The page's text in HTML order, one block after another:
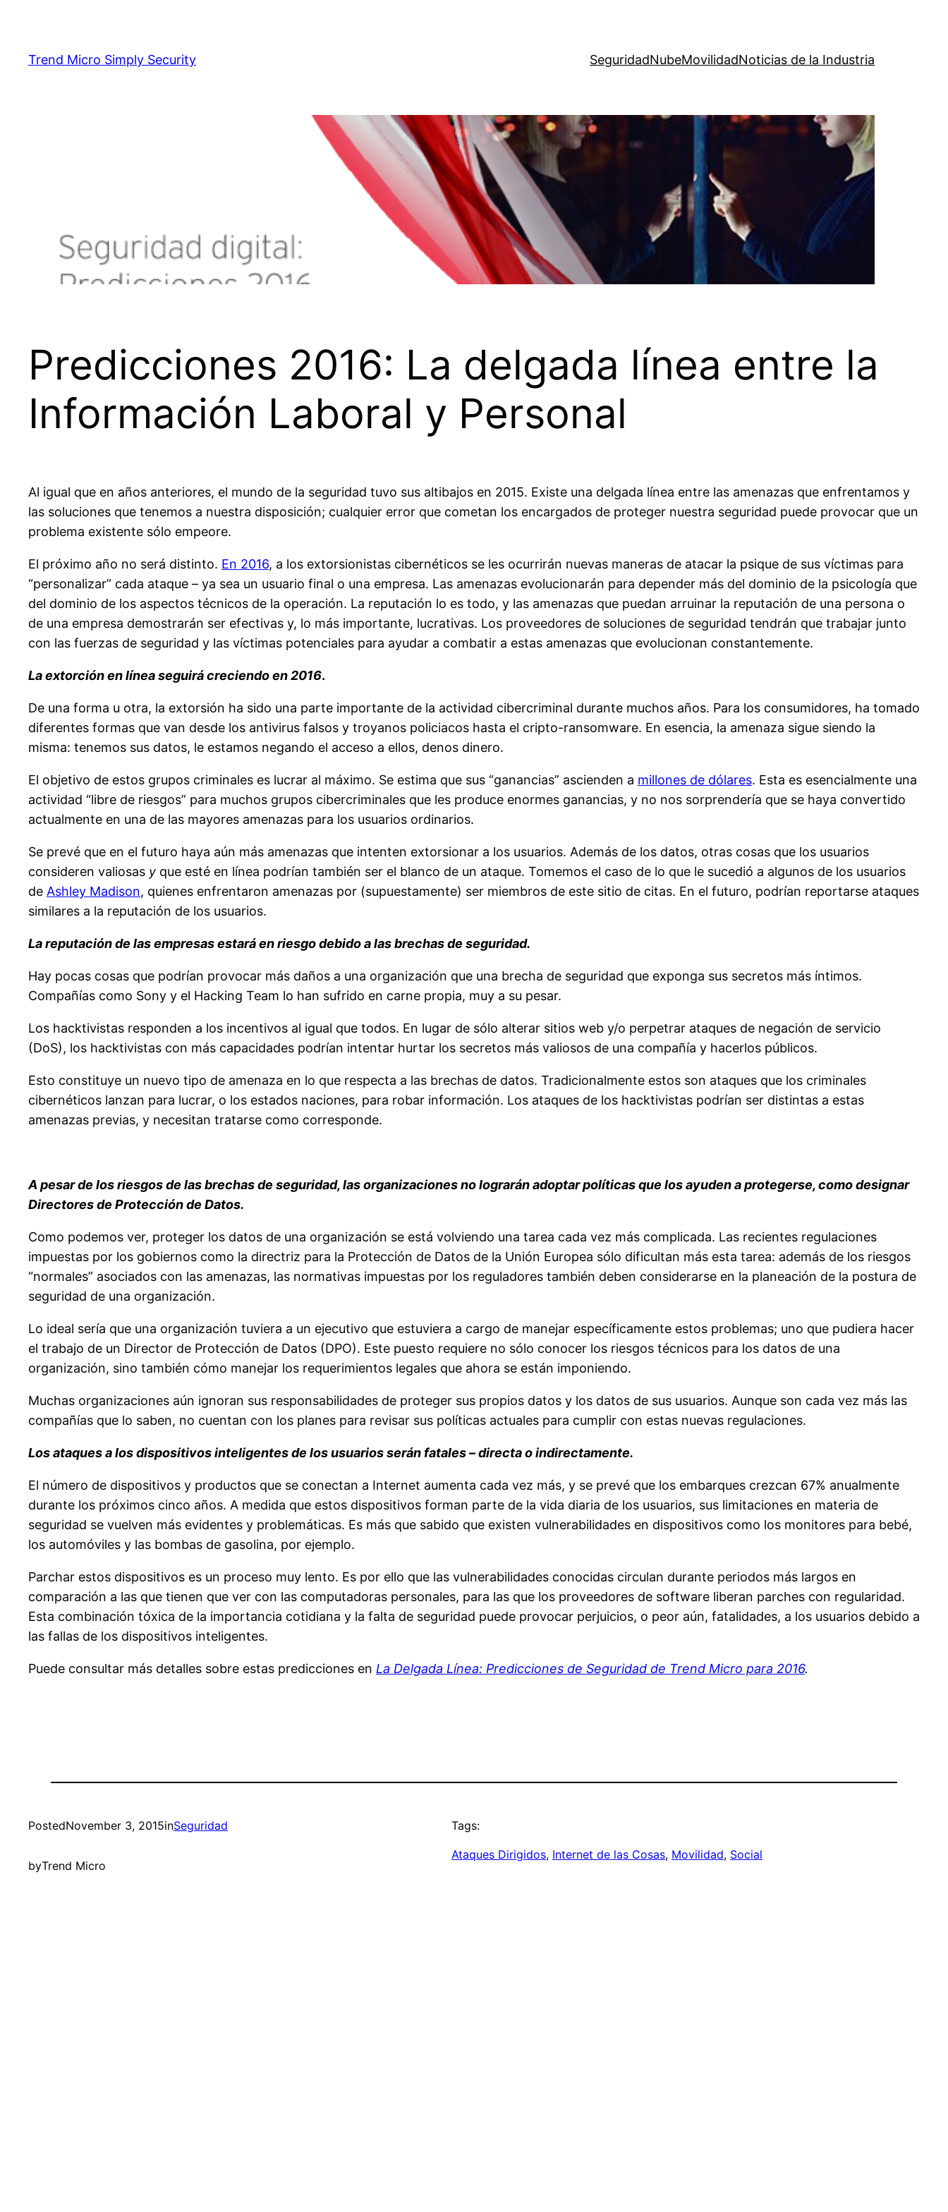
content
Trend Micro Simply Security SeguridadNubeMovilidadNoticias de la Industria
Predicciones 2016: La delgada línea entre la
Información Laboral y Personal
Al igual que en años anteriores, el mundo de la seguridad tuvo sus altibajos en 2015. Existe una delgada línea entre las amenazas que enfrentamos y
las soluciones que tenemos a nuestra disposición; cualquier error que cometan los encargados de proteger nuestra seguridad puede provocar que un
problema existente sólo empeore.
El próximo año no será distinto. En 2016, a los extorsionistas cibernéticos se les ocurrirán nuevas maneras de atacar la psique de sus víctimas para
“personalizar” cada ataque – ya sea un usuario final o una empresa. Las amenazas evolucionarán para depender más del dominio de la psicología que
del dominio de los aspectos técnicos de la operación. La reputación lo es todo, y las amenazas que puedan arruinar la reputación de una persona o
de una empresa demostrarán ser efectivas y, lo más importante, lucrativas. Los proveedores de soluciones de seguridad tendrán que trabajar junto
con las fuerzas de seguridad y las víctimas potenciales para ayudar a combatir a estas amenazas que evolucionan constantemente.
La extorción en línea seguirá creciendo en 2016.
De una forma u otra, la extorsión ha sido una parte importante de la actividad cibercriminal durante muchos años. Para los consumidores, ha tomado
diferentes formas que van desde los antivirus falsos y troyanos policiacos hasta el cripto-ransomware. En esencia, la amenaza sigue siendo la
misma: tenemos sus datos, le estamos negando el acceso a ellos, denos dinero.
El objetivo de estos grupos criminales es lucrar al máximo. Se estima que sus “ganancias” ascienden a millones de dólares. Esta es esencialmente una
actividad “libre de riesgos” para muchos grupos cibercriminales que les produce enormes ganancias, y no nos sorprendería que se haya convertido
actualmente en una de las mayores amenazas para los usuarios ordinarios.
Se prevé que en el futuro haya aún más amenazas que intenten extorsionar a los usuarios. Además de los datos, otras cosas que los usuarios
consideren valiosas y que esté en línea podrían también ser el blanco de un ataque. Tomemos el caso de lo que le sucedió a algunos de los usuarios
de Ashley Madison, quienes enfrentaron amenazas por (supuestamente) ser miembros de este sitio de citas. En el futuro, podrían reportarse ataques
similares a la reputación de los usuarios.
La reputación de las empresas estará en riesgo debido a las brechas de seguridad.
Hay pocas cosas que podrían provocar más daños a una organización que una brecha de seguridad que exponga sus secretos más íntimos.
Compañías como Sony y el Hacking Team lo han sufrido en carne propia, muy a su pesar.
Los hacktivistas responden a los incentivos al igual que todos. En lugar de sólo alterar sitios web y/o perpetrar ataques de negación de servicio
(DoS), los hacktivistas con más capacidades podrían intentar hurtar los secretos más valiosos de una compañía y hacerlos públicos.
Esto constituye un nuevo tipo de amenaza en lo que respecta a las brechas de datos. Tradicionalmente estos son ataques que los criminales
cibernéticos lanzan para lucrar, o los estados naciones, para robar información. Los ataques de los hacktivistas podrían ser distintas a estas
amenazas previas, y necesitan tratarse como corresponde.
A pesar de los riesgos de las brechas de seguridad, las organizaciones no lograrán adoptar políticas que los ayuden a protegerse, como designar
Directores de Protección de Datos.
Como podemos ver, proteger los datos de una organización se está volviendo una tarea cada vez más complicada. Las recientes regulaciones
impuestas por los gobiernos como la directriz para la Protección de Datos de la Unión Europea sólo dificultan más esta tarea: además de los riesgos
“normales” asociados con las amenazas, las normativas impuestas por los reguladores también deben considerarse en la planeación de la postura de
seguridad de una organización.
Lo ideal sería que una organización tuviera a un ejecutivo que estuviera a cargo de manejar específicamente estos problemas; uno que pudiera hacer
el trabajo de un Director de Protección de Datos (DPO). Este puesto requiere no sólo conocer los riesgos técnicos para los datos de una
organización, sino también cómo manejar los requerimientos legales que ahora se están imponiendo.
Muchas organizaciones aún ignoran sus responsabilidades de proteger sus propios datos y los datos de sus usuarios. Aunque son cada vez más las
compañías que lo saben, no cuentan con los planes para revisar sus políticas actuales para cumplir con estas nuevas regulaciones.
Los ataques a los dispositivos inteligentes de los usuarios serán fatales – directa o indirectamente.
El número de dispositivos y productos que se conectan a Internet aumenta cada vez más, y se prevé que los embarques crezcan 67% anualmente
durante los próximos cinco años. A medida que estos dispositivos forman parte de la vida diaria de los usuarios, sus limitaciones en materia de
seguridad se vuelven más evidentes y problemáticas. Es más que sabido que existen vulnerabilidades en dispositivos como los monitores para bebé,
los automóviles y las bombas de gasolina, por ejemplo.
Parchar estos dispositivos es un proceso muy lento. Es por ello que las vulnerabilidades conocidas circulan durante periodos más largos en
comparación a las que tienen que ver con las computadoras personales, para las que los proveedores de software liberan parches con regularidad.
Esta combinación tóxica de la importancia cotidiana y la falta de seguridad puede provocar perjuicios, o peor aún, fatalidades, a los usuarios debido a
las fallas de los dispositivos inteligentes.
Puede consultar más detalles sobre estas predicciones en La Delgada Línea: Predicciones de Seguridad de Trend Micro para 2016.
PostedNovember 3, 2015inSeguridad
byTrend Micro
Tags:
Ataques Dirigidos, Internet de las Cosas, Movilidad, Social